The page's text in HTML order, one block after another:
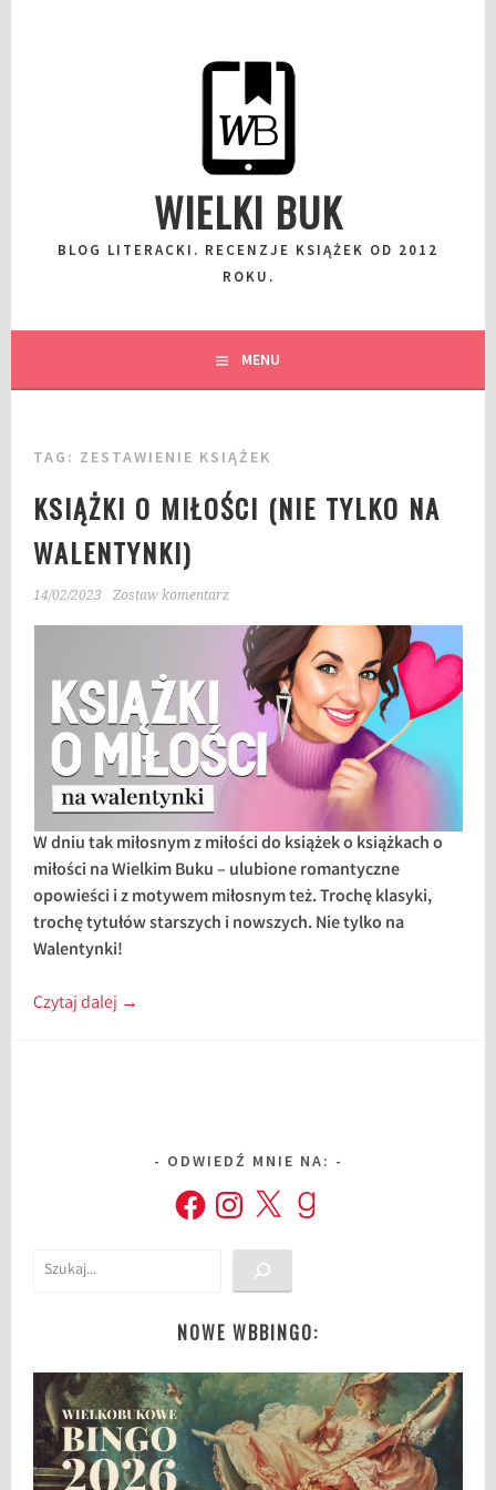
WIELKI BUK
BLOG LITERACKI. RECENZJE KSIĄŻEK OD 2012
ROKU.
MENU
TAG: ZESTAWIENIE KSIĄŻEK
KSIĄŻKI O MIŁOŚCI (NIE TYLKO NA
WALENTYNKI)
14/02/2023 Zostaw komentarz
W dniu tak miłosnym z miłości do książek o książkach o
miłości na Wielkim Buku – ulubione romantyczne
opowieści i z motywem miłosnym też. Trochę klasyki,
trochę tytułów starszych i nowszych. Nie tylko na
Walentynki!
Czytaj dalej →
ODWIEDŹ MNIE NA:
FacebookInstagram
X Goodreads
Szukaj
NOWE WBBINGO: